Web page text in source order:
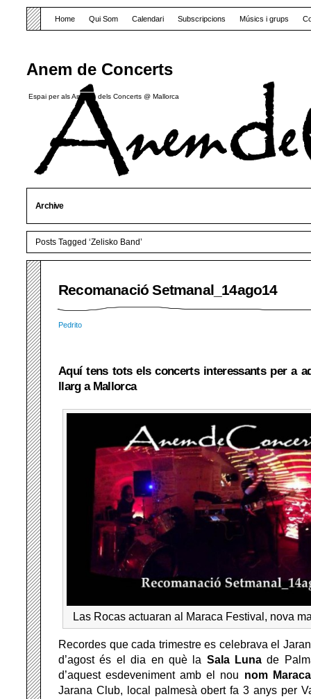
Anem de Concerts
Espai per als Amants dels Concerts @ Mallorca
Home Qui Som Calendari Subscripcions Músics i grups
Archive
Posts Tagged ‘Zelisko Band’
Recomanació Setmanal_14ago14
Pedrito
Aquí tens tots els concerts interessants per a
llarg a Mallorca
Las Rocas actuaran al Maraca Festival, nova
Recordes que cada trimestre es celebrava el
d’agost és el dia en què la Sala Luna de
d’aquest esdeveniment amb el nou nom
Jarana Club, local palmesà obert fa 3 anys per